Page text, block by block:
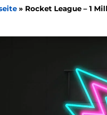
» Rocket League – 1